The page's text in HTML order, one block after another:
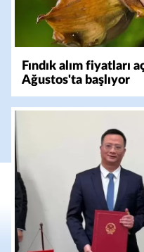
Fındık alım fiyatları
Ağustos'ta başlıyor